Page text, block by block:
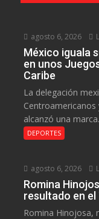
agosto 6, 2026
México iguala
en unos
Caribe
La delegación
alcanzó una
DEPORTES
agosto 6, 2026
Romina
resultado en el
Romina Hinojosa,